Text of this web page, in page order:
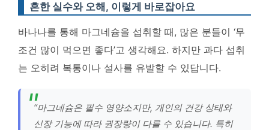
흔한 실수와 오해, 이렇게 바로잡아요
바나나를 통해 마그네슘을 섭취할 때, 많은 분들이 ‘무
조건 많이 먹으면 좋다’고 생각해요. 하지만 과다 섭취
는 오히려 복통이나 설사를 유발할 수 있답니다.
“마그네슘은 필수 영양소지만, 개인의 건강 상태와
신장 기능에 따라 권장량이 다를 수 있습니다. 특히